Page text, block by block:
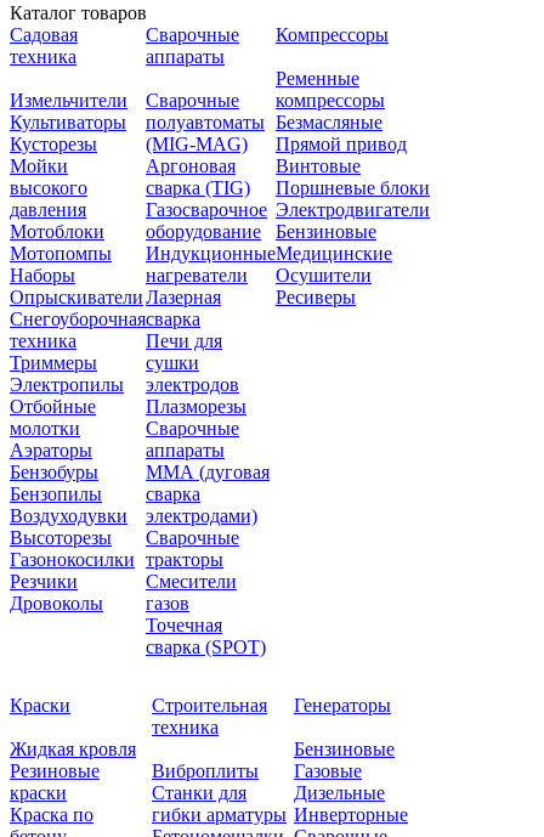
Каталог товаров
Садовая
техника
Измельчители
Культиваторы
Кусторезы
Мойки
высокого
давления
Мотоблоки
Мотопомпы
Наборы
Опрыскиватели
Снегоуборочная
техника
Триммеры
Электропилы
Отбойные
молотки
Аэраторы
Бензобуры
Бензопилы
Воздуходувки
Высоторезы
Газонокосилки
Резчики
Дровоколы
Сварочные
аппараты
Сварочные
полуавтоматы
(MIG-MAG)
Аргоновая
сварка (TIG)
Газосварочное
оборудование
Индукционные
нагреватели
Лазерная
сварка
Печи для
сушки
электродов
Плазморезы
Сварочные
аппараты
ММА (дуговая
сварка
электродами)
Сварочные
тракторы
Смесители
газов
Точечная
сварка (SPOT)
Компрессоры
Ременные
компрессоры
Безмасляные
Прямой привод
Винтовые
Поршневые блоки
Электродвигатели
Бензиновые
Медицинские
Осушители
Ресиверы
Краски
Жидкая кровля
Резиновые
краски
Краска по
Строительная
техника
Виброплиты
Станки для
гибки арматуры
Генераторы
Бензиновые
Газовые
Дизельные
Инверторные